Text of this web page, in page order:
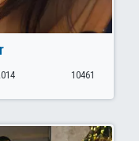
10461